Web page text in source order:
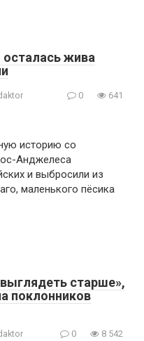
жива
0 641
историю со
Анджелеса
и выбросили из
маленького пёсика
старше»,
поклонников
0 8 542